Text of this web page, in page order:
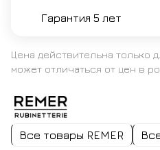
Гарантия 5 лет
Цена действительна только
может отличаться от цен в
Все товары REMER